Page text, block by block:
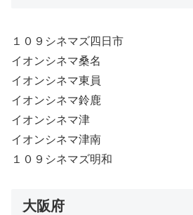
１０９シネマズ四日市
イオンシネマ桑名
イオンシネマ東員
イオンシネマ鈴鹿
イオンシネマ津
イオンシネマ津南
１０９シネマズ明和
大阪府